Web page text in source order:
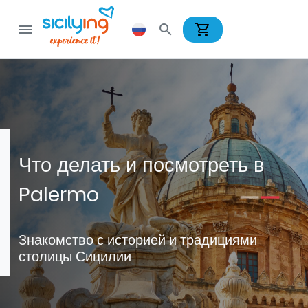
menu search shopping_cart
Что делать и посмотреть в
Palermo
Знакомство с историей и традициями
столицы Сицилии